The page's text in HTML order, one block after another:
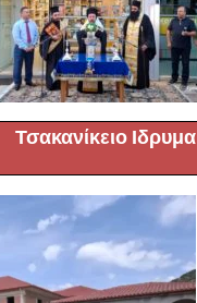
Τσακανίκειο Ιδρυμα